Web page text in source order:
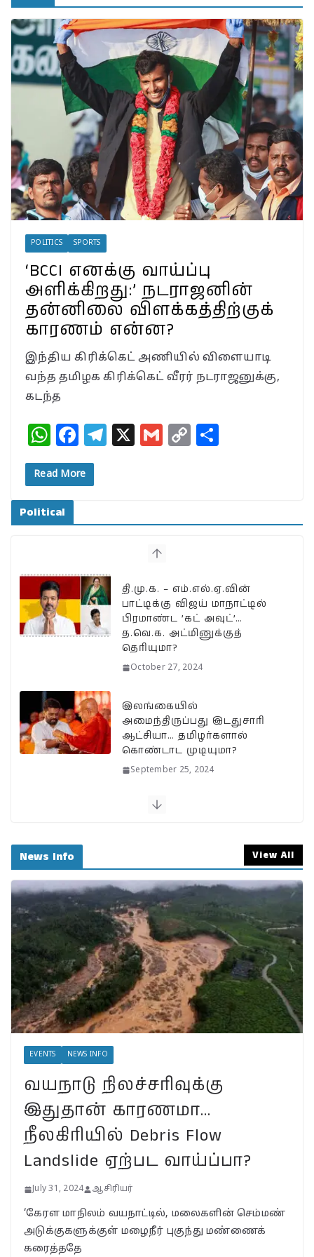
தெரியுமா?
இலங்கையில்
அமைந்திருப்பது இடதுசாரி
ஆட்சியா… தமிழர்களால்
கொண்டாட முடியுமா?
பேரழிவின் வடுவாக வயநாடு:
40 ஆண்டுகள் கடந்து அதே
இடத்தில் நிலச்சரிவு!
வயநாடு நிலச்சரிவுக்கு
இதுதான் காரணமா…
நீலகிரியில் Debris Flow
Landslide ஏற்பட வாய்ப்பா?
வயநாட்டில் முதல் வெற்றி!
தென்னிந்தியாவின்
முகமாகிறாரா பிரியங்கா?
காங்கிரஸ் வியூகம் என்ன?
POLITICS SPORTS
‘BCCI எனக்கு வாய்ப்பு
அளிக்கிறது:’ நடராஜனின்
தன்னிலை விளக்கத்திற்குக்
காரணம் என்ன?
இந்திய கிரிக்கெட் அணியில் விளையாடி
வந்த தமிழக கிரிக்கெட் வீரர் நடராஜனுக்கு,
கடந்த
W
h
at
s
A
p
F
a
c
b
o
k
T
ra
X
G
C
Li e
Read More
Political
தி.மு.க. – எம்.எல்.ஏ.வின்
பாட்டிக்கு விஜய் மாநாட்டில்
பிரமாண்ட ’கட் அவுட்’…
த.வெ.க. அட்மினுக்குத்
தெரியுமா?
October 27, 2024
இலங்கையில்
அமைந்திருப்பது இடதுசாரி
ஆட்சியா… தமிழர்களால்
கொண்டாட முடியுமா?
September 25, 2024
பேரழிவின் வடுவாக வயநாடு:
வயநாடு நிலச்சரிவுக்கு
இதுதான் காரணமா…
நீலகிரியில் Debris Flow
Landslide ஏற்பட வாய்ப்பா?
July 31, 2024
BSNLக்கு மாறும் மக்கள்;
பா.ஜ.க. புத்துயிர் அளிக்குமா…
இறுதி உயிர்த் துடிப்பையும்
தென்னிந்தியாவின்
முகமாகிறாரா பிரியங்கா?
காங்கிரஸ் வியூகம் என்ன?
November 23, 2024
News Info View All
EVENTS NEWS INFO
வயநாடு நிலச்சரிவுக்கு
இதுதான் காரணமா…
நீலகிரியில் Debris Flow
Landslide ஏற்பட வாய்ப்பா?
July 31, 2024 ஆசிரியர்
‘கேரள மாநிலம் வயநாட்டில், மலைகளின் செம்மண்
அடுக்குகளுக்குள் மழைநீர் புகுந்து மண்ணைக்
கரைத்ததே